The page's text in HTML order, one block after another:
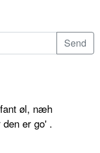
øl, næh
er go' .